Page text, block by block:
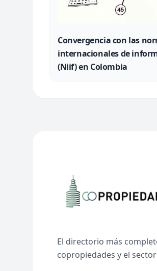
Convergencia con las
internacionales de
(Niif) en Colombia
El directorio más
copropiedades y el